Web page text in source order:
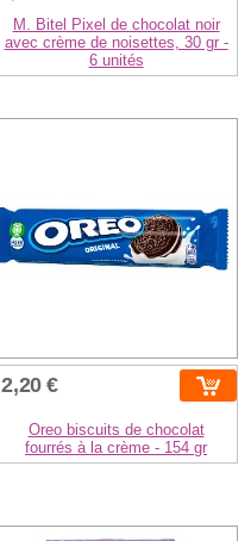
M. Bitel Pixel de chocolat noir
avec crème de noisettes, 30 gr -
6 unités
2,20 €
Oreo biscuits de chocolat
fourrés à la crème - 154 gr